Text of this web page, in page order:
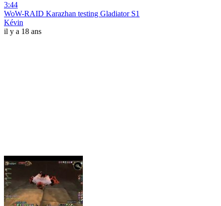
3:44
WoW-RAID Karazhan testing Gladiator S1
Kévin
il y a 18 ans